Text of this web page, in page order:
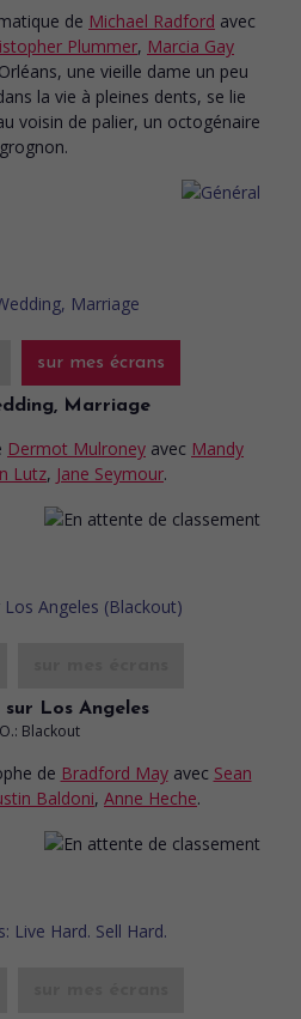
de Michael Radford avec
Plummer, Marcia Gay
une vieille dame un peu
la vie à pleines dents, se lie
voisin de palier, un octogénaire
grognon.
sur mes écrans
Marriage
Dermot Mulroney avec Mandy
Lutz, Jane Seymour.
sur Los Angeles
Blackout
de Bradford May avec Sean
Baldoni, Anne Heche.